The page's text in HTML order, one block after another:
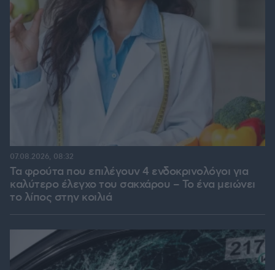
Τα φρούτα που επιλέγουν 4 ενδοκρινολόγοι για
καλύτερο έλεγχο του σακχάρου – Το ένα μειώνει
το λίπος στην κοιλιά
07.08.2026, 08:32